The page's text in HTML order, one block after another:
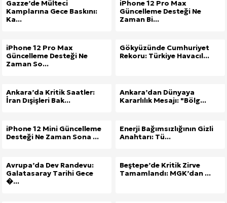
Gazze’de Mülteci
Kamplarına Gece Baskını:
Ka...
iPhone 12 Pro Max
Güncelleme Desteği Ne
Zaman Bi...
iPhone 12 Pro Max
Güncelleme Desteği Ne
Zaman So...
Gökyüzünde Cumhuriyet
Rekoru: Türkiye Havacıl...
Ankara’da Kritik Saatler:
İran Dışişleri Bak...
Ankara’dan Dünyaya
Kararlılık Mesajı: "Bölg...
iPhone 12 Mini Güncelleme
Desteği Ne Zaman Sona ...
Enerji Bağımsızlığının Gizli
Anahtarı: Tü...
Avrupa’da Dev Randevu:
Galatasaray Tarihi Gece
�...
Beştepe’de Kritik Zirve
Tamamlandı: MGK’dan ...
Kuzu Fileto Seçimi ve Pişirme Önerileri: Yumuşak